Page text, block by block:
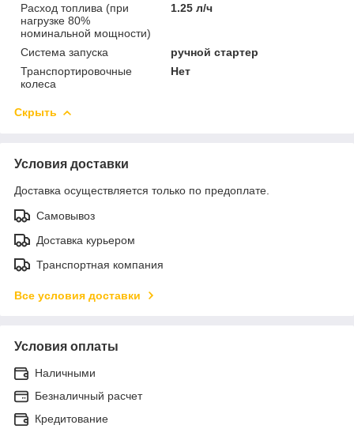
Расход топлива (при
нагрузке 80%
номинальной мощности)
1.25 л/ч
Система запуска
ручной стартер
Транспортировочные
колеса
Нет
Скрыть
Условия доставки
Доставка осуществляется только по предоплате.
Самовывоз
Доставка курьером
Транспортная компания
Все условия доставки
Условия оплаты
Наличными
Безналичный расчет
Кредитование